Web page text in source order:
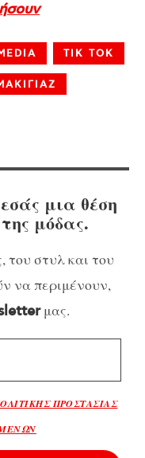
TIK TOK
μια θέση
μόδας.
του στυλ και του
να περιμένουν,
μας.
ΠΡΟΣΤΑΣΙΑΣ